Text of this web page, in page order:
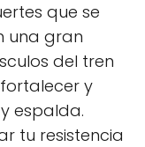
que se
una gran
del tren
y
espalda.
tu resistencia